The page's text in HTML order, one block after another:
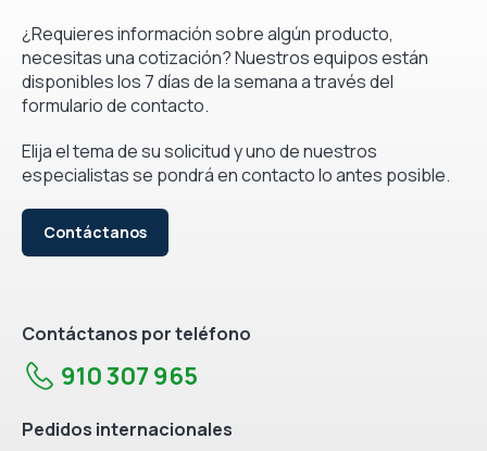
¿Requieres información sobre algún producto,
necesitas una cotización? Nuestros equipos están
disponibles los 7 días de la semana a través del
formulario de contacto.
Elija el tema de su solicitud y uno de nuestros
especialistas se pondrá en contacto lo antes posible.
Contáctanos
Contáctanos por teléfono
910 307 965
Pedidos internacionales